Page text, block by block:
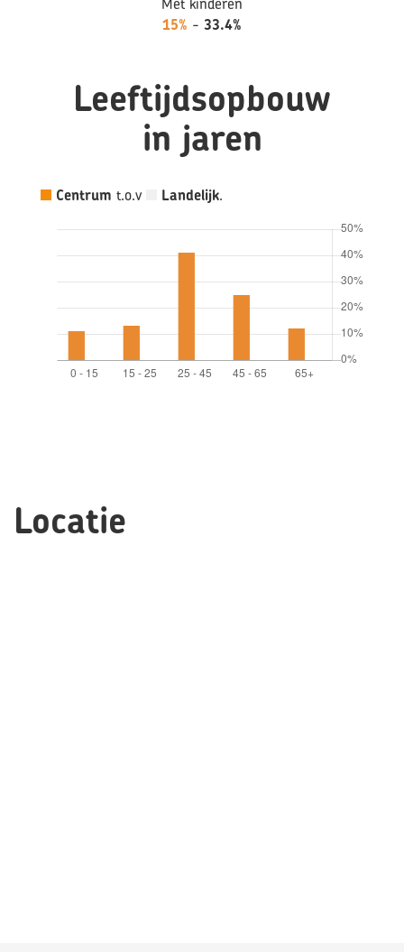
15% - 33.4%
Leeftijdsopbouw
in jaren
Centrum t.o.v Landelijk.
Locatie